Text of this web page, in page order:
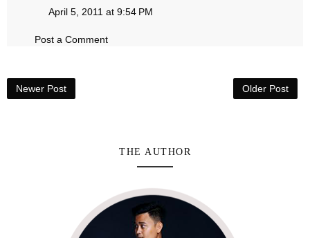
April 5, 2011 at 9:54 PM
Post a Comment
Newer Post Older Post
THE AUTHOR